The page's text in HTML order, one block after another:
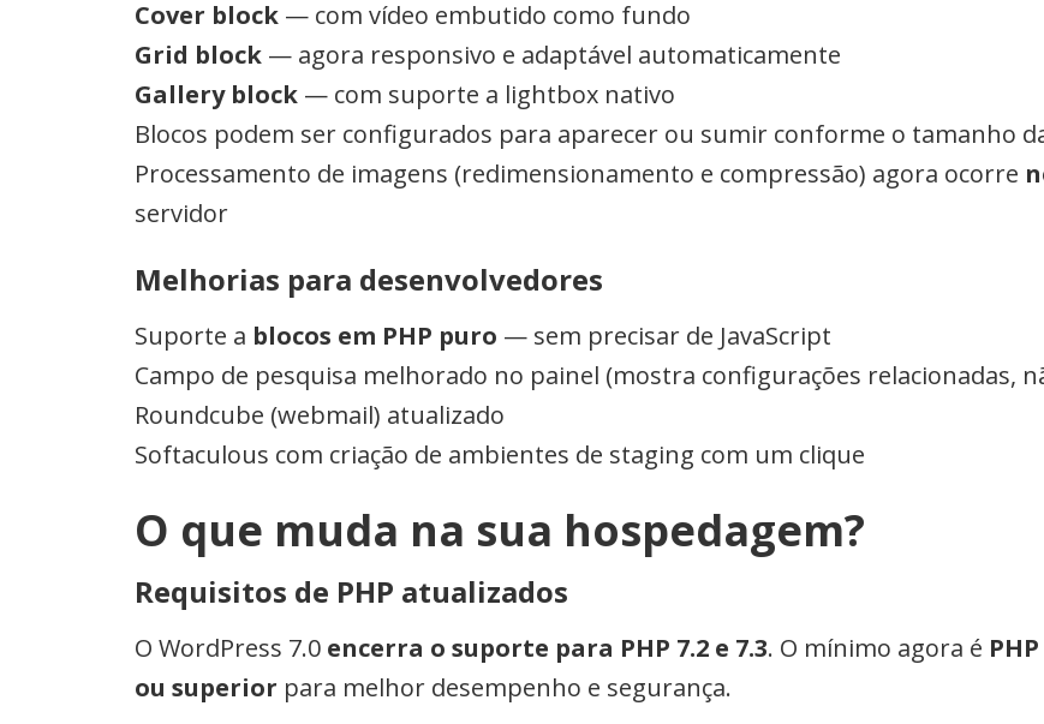
Cover block — com vídeo embutido como fundo
Grid block — agora responsivo e adaptável automaticamente
Gallery block — com suporte a lightbox nativo
Blocos podem ser configurados para aparecer ou sumir conforme o tamanho
Processamento de imagens (redimensionamento e compressão) agora ocorre
servidor
Melhorias para desenvolvedores
Suporte a blocos em PHP puro — sem precisar de JavaScript
Campo de pesquisa melhorado no painel (mostra configurações relacionadas,
Roundcube (webmail) atualizado
Softaculous com criação de ambientes de staging com um clique
O que muda na sua hospedagem?
Requisitos de PHP atualizados
O WordPress 7.0 encerra o suporte para PHP 7.2 e 7.3. O mínimo agora é
ou superior para melhor desempenho e segurança.